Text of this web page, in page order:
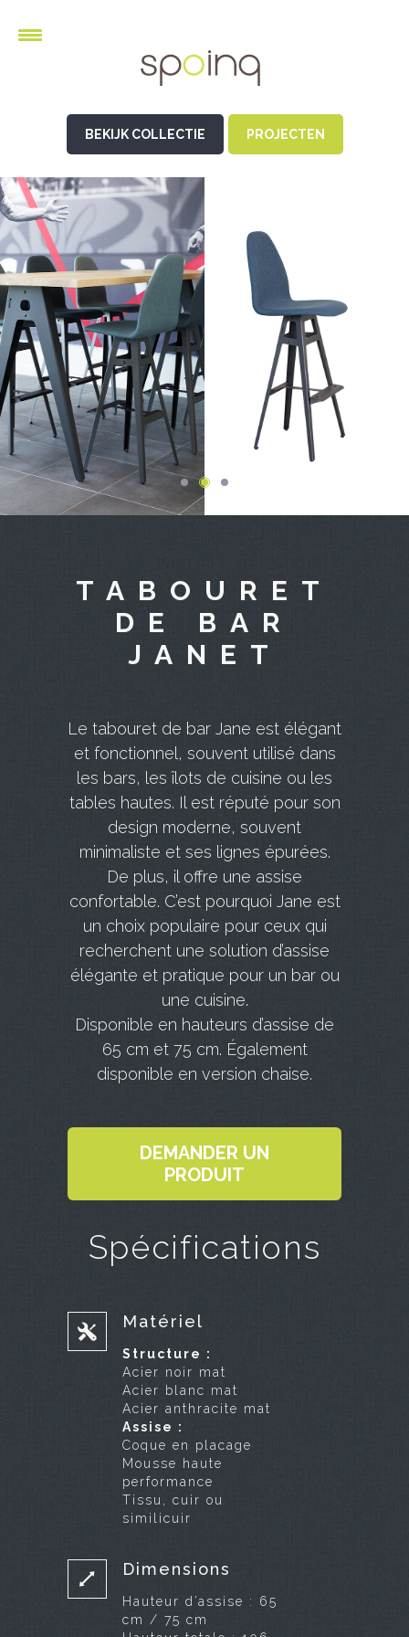
BEKIJK COLLECTIE PROJECTEN
TABOURET
DE BAR
JANET
Le tabouret de bar Jane est élégant
et fonctionnel, souvent utilisé dans
les bars, les îlots de cuisine ou les
tables hautes. Il est réputé pour son
design moderne, souvent
minimaliste et ses lignes épurées.
De plus, il offre une assise
confortable. C’est pourquoi Jane est
un choix populaire pour ceux qui
recherchent une solution d’assise
élégante et pratique pour un bar ou
une cuisine.
Disponible en hauteurs d’assise de
65 cm et 75 cm. Également
disponible en version chaise.
DEMANDER UN
PRODUIT
Spécifications
Matériel
Structure :
Acier noir mat
Acier blanc mat
Acier anthracite mat
Assise :
Coque en placage
Mousse haute
performance
Tissu, cuir ou
similicuir
Dimensions
Hauteur d’assise : 65
cm / 75 cm